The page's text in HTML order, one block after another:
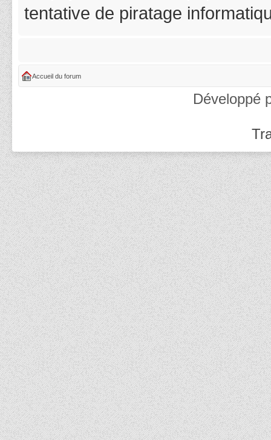
tentative de piratage
Accueil du forum
Développé